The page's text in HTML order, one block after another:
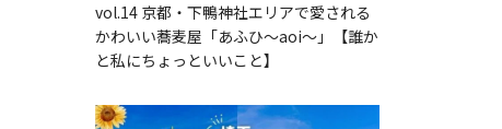
vol.14 京都・下鴨神社エリアで愛される
かわいい蕎麦屋「あふひ〜aoi〜」【誰か
と私にちょっといいこと】